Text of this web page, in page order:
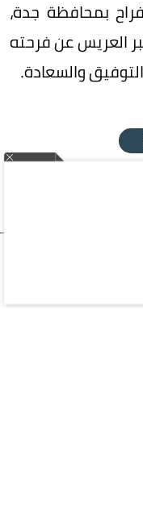
بمحافظة جدة،
العريس عن فرحته
التوفيق والسعادة.